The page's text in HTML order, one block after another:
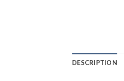
DESCRIPTION